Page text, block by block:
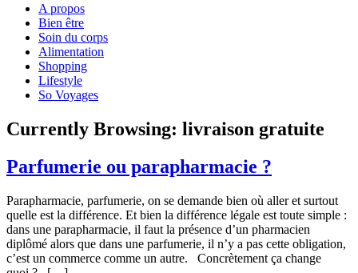
A propos
Bien être
Soin du corps
Alimentation
Shopping
Lifestyle
So Voyages
Currently Browsing: livraison gratuite
Parfumerie ou parapharmacie ?
Parapharmacie, parfumerie, on se demande bien où aller et surtout
quelle est la différence. Et bien la différence légale est toute simple :
dans une parapharmacie, il faut la présence d’un pharmacien
diplômé alors que dans une parfumerie, il n’y a pas cette obligation,
c’est un commerce comme un autre. Concrètement ça change